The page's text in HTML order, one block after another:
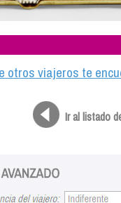
otros viajeros te
Ir al listado